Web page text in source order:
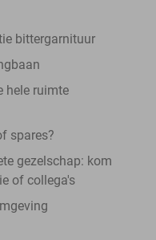
bittergarnituur
hele ruimte
spares?
gezelschap: kom
of collega's